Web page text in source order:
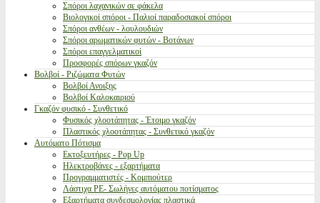
Σπόροι λαχανικών σε φάκελα
Βιολογικοί σπόροι - Παλιοί παραδοσιακοί σπόροι
Σπόροι ανθέων - λουλουδιών
Σπόροι αρωματικών φυτών - Βοτάνων
Σπόροι επαγγελματικοί
Προσφορές σπόρων γκαζόν
Βολβοί - Ριζώματα Φυτών
Βολβοί Ανοιξης
Βολβοί Καλοκαιριού
Γκαζόν φυσικό - Συνθετικό
Φυσικός χλοοτάπητας - Έτοιμο γκαζόν
Πλαστικός χλοοτάπητας - Συνθετικό γκαζόν
Αυτόματο Πότισμα
Εκτοξευτήρες - Pop Up
Ηλεκτροβάνες - εξαρτήματα
Προγραμματιστές - Κομπιούτερ
Λάστιχα PE- Σωλήνες αυτόματου ποτίσματος
Εξαρτήματα συνδεσμολογίας πλαστικά